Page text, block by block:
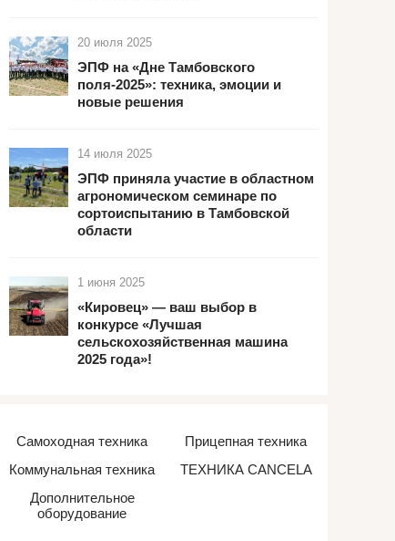
20 июля 2025
ЭПФ на «Дне Тамбовского
поля-2025»: техника, эмоции и
новые решения
14 июля 2025
ЭПФ приняла участие в областном
агрономическом семинаре по
сортоиспытанию в Тамбовской
области
1 июня 2025
«Кировец» — ваш выбор в
конкурсе «Лучшая
сельскохозяйственная машина
2025 года»!
Самоходная техника
Прицепная техника
Коммунальная техника
ТЕХНИКА CANCELA
Дополнительное
оборудование